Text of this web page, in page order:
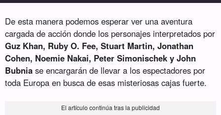
De esta manera podemos esperar ver una aventura
cargada de acción donde los personajes interpretados por
Guz Khan, Ruby O. Fee, Stuart Martin, Jonathan
Cohen, Noemie Nakai, Peter Simonischek y John
Bubnia se encargarán de llevar a los espectadores por
toda Europa en busca de esas misteriosas cajas fuerte.